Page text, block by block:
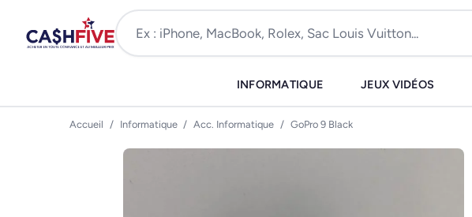
INFORMATIQUE JEUX VIDÉOS
Accueil / Informatique / Acc. Informatique / GoPro 9 Black